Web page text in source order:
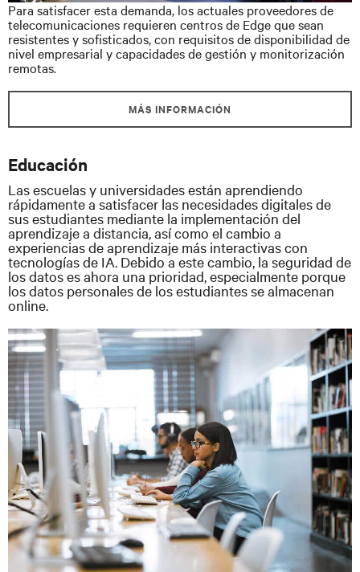
Para satisfacer esta demanda, los actuales proveedores de
telecomunicaciones requieren centros de Edge que sean
resistentes y sofisticados, con requisitos de disponibilidad de
nivel empresarial y capacidades de gestión y monitorización
remotas.
MÁS INFORMACIÓN
Educación
Las escuelas y universidades están aprendiendo
rápidamente a satisfacer las necesidades digitales de
sus estudiantes mediante la implementación del
aprendizaje a distancia, así como el cambio a
experiencias de aprendizaje más interactivas con
tecnologías de IA. Debido a este cambio, la seguridad de
los datos es ahora una prioridad, especialmente porque
los datos personales de los estudiantes se almacenan
online.